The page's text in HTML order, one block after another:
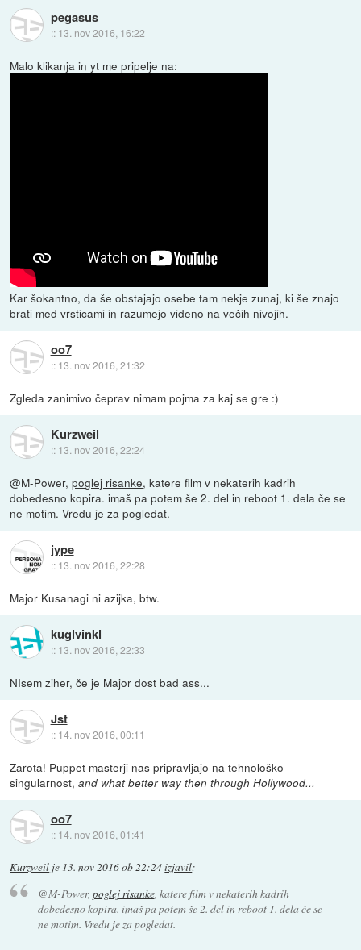
pegasus
:: 13. nov 2016, 16:22
Malo klikanja in yt me pripelje na:
Kar šokantno, da še obstajajo osebe tam nekje zunaj, ki še znajo
brati med vrsticami in razumejo videno na večih nivojih.
oo7
:: 13. nov 2016, 21:32
Zgleda zanimivo čeprav nimam pojma za kaj se gre :)
Kurzweil
:: 13. nov 2016, 22:24
@M-Power,poglej risanke, katere film v nekaterih kadrih
dobedesno kopira. imaš pa potem še 2. del in reboot 1. dela če se
ne motim. Vredu je za pogledat.
jype
:: 13. nov 2016, 22:28
Major Kusanagi ni azijka, btw.
kuglvinkl
:: 13. nov 2016, 22:33
NIsem ziher, če je Major dost bad ass...
Jst
:: 14. nov 2016, 00:11
Zarota! Puppet masterji nas pripravljajo na tehnološko
singularnost,and what better way then through Hollywood...
oo7
:: 14. nov 2016, 01:41
Kurzweil je 13. nov 2016 ob 22:24izjavil:
@M-Power, poglej risanke, katere film v nekaterih kadrih
dobedesno kopira. imaš pa potem še 2. del in reboot 1. dela če se
ne motim. Vredu je za pogledat.